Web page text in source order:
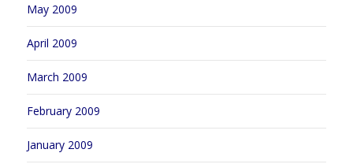
May 2009
April 2009
March 2009
February 2009
January 2009